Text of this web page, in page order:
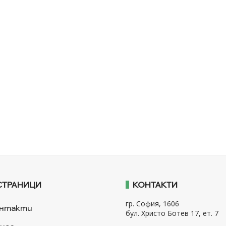
КОНТАКТИ
гр. София, 1606
бул. Христо Ботев 17, ет. 7